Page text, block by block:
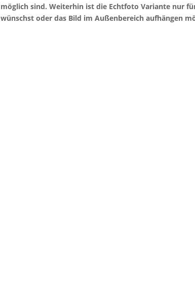
möglich sind. Weiterhin ist die Echtfoto Variante nur
wünschst oder das Bild im Außenbereich aufhängen